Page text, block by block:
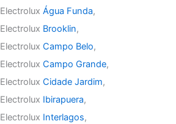
Água Funda,
Brooklin,
Campo Belo,
Campo Grande,
Cidade Jardim,
Ibirapuera,
Interlagos,